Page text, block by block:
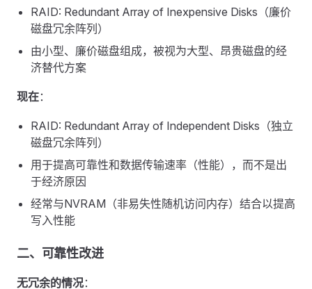
RAID: Redundant Array of Inexpensive Disks（廉价
磁盘冗余阵列）
由小型、廉价磁盘组成，被视为大型、昂贵磁盘的经
济替代方案
现在：
RAID: Redundant Array of Independent Disks（独立
磁盘冗余阵列）
用于提高可靠性和数据传输速率（性能），而不是出
于经济原因
经常与NVRAM（非易失性随机访问内存）结合以提高
写入性能
二、可靠性改进
无冗余的情况：